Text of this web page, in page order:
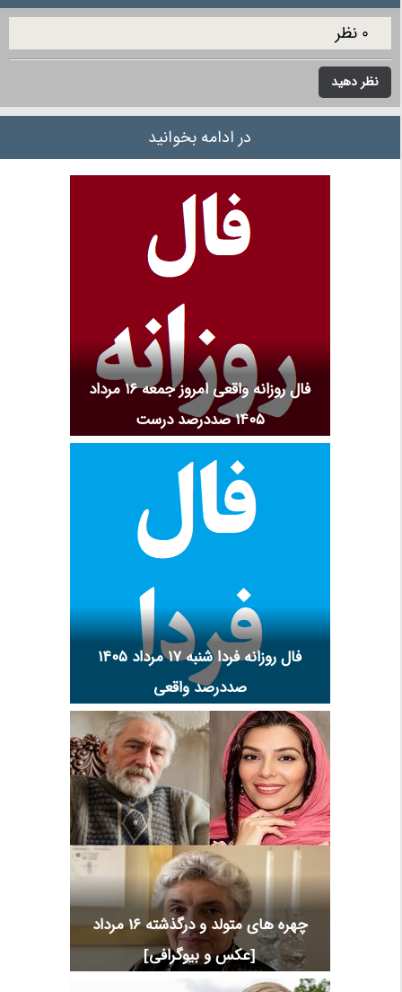
0 نظر
نظر دهید
در ادامه بخوانید
فال روزانه واقعی امروز جمعه ۱۶ مرداد
۱۴۰۵ صددرصد درست
فال روزانه فردا شنبه ۱۷ مرداد ۱۴۰۵
صددرصد واقعی
چهره های متولد و درگذشته 16 مرداد
[عکس و بیوگرافی]